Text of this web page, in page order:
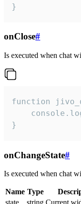
}
onClose#
Is executed when chat
function
}
onChangeState#
Is executed when chat
Name Type